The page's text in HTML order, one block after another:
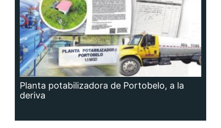
Planta potabilizadora de Portobelo, a la
deriva